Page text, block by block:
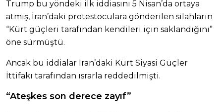
Trump bu yöndeki ilk iddiasını 5 Nisan’da ortaya
atmış, İran’daki protestoculara gönderilen silahların
“Kürt güçleri tarafından kendileri için saklandığını”
öne sürmüştü.
Ancak bu iddialar İran’daki Kürt Siyasi Güçler
İttifakı tarafından ısrarla reddedilmişti.
“Ateşkes son derece zayıf”